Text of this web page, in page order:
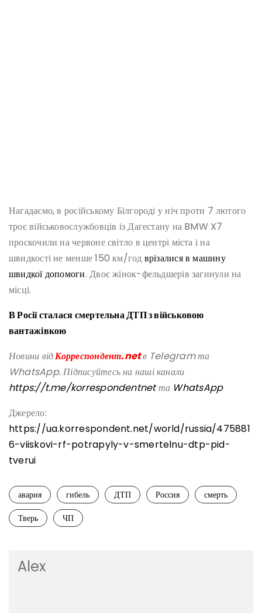
Нагадаємо, в російському Білгороді у ніч проти 7 лютого
троє військовослужбовців із Дагестану на BMW X7
проскочили на червоне світло в центрі міста і на
швидкості не менше 150 км/год врізалися в машину
швидкої допомоги. Двоє жінок-фельдшерів загинули на
місці.
В Росії сталася смертельна ДТП з військовою
вантажівкою
Новини відКорреспондент.netв Telegram та
WhatsApp. Підписуйтесь на наші канали
https://t.me/korrespondentnetта WhatsApp
Джерело:
https://ua.korrespondent.net/world/russia/475881
6-viiskovi-rf-potrapyly-v-smertelnu-dtp-pid-
tverui
авария гибель ДТП Россия
смерть
Тверь
ЧП
Alex